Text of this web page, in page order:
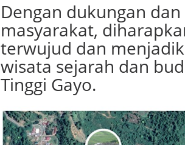
Dengan dukungan
masyarakat,
terwujud dan
wisata sejarah dan
Tinggi Gayo.